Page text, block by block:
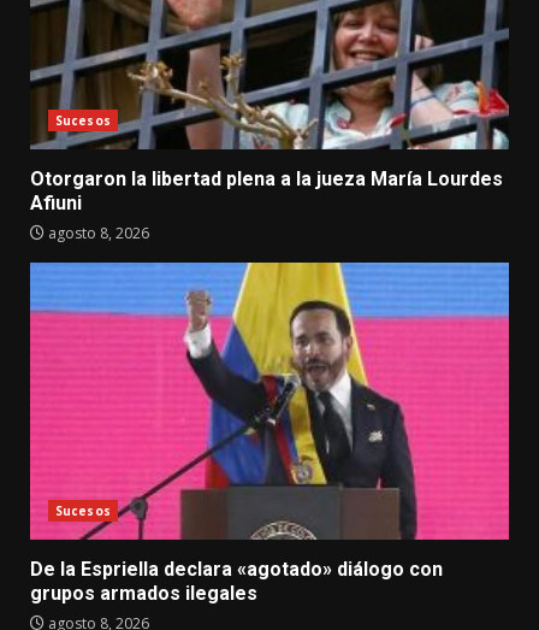
Sucesos
Otorgaron la libertad plena a la jueza María Lourdes
Afiuni
agosto 8, 2026
Sucesos
De la Espriella declara «agotado» diálogo con
grupos armados ilegales
agosto 8, 2026